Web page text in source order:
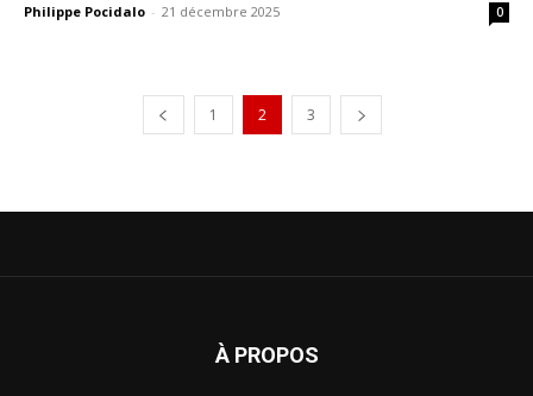
Philippe Pocidalo - 21 décembre 2025 0
1 2 3
À PROPOS